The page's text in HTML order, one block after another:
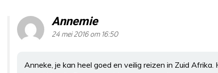
Annemie
24 mei 2016 om 16:50
Anneke, je kan heel goed en veilig reizen in Zuid Afrika.